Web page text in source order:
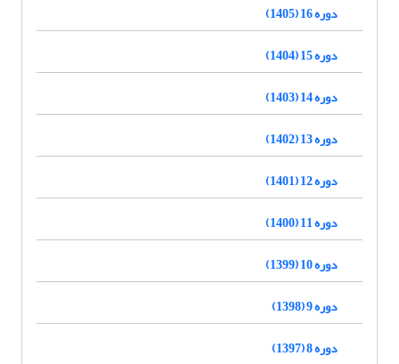
دوره 16 (1405)
دوره 15 (1404)
دوره 14 (1403)
دوره 13 (1402)
دوره 12 (1401)
دوره 11 (1400)
دوره 10 (1399)
دوره 9 (1398)
دوره 8 (1397)